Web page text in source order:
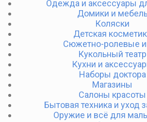
Одежда и аксессуары
Домики и
Коляски
Детская
Сюжетно-ролевые
Кукольный театр
Кухни и
Наборы доктора
Магазины
Салоны красоты
Бытовая техника и уход
Оружие и всё для